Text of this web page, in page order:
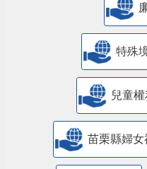
特殊
兒童
苗栗縣婦女